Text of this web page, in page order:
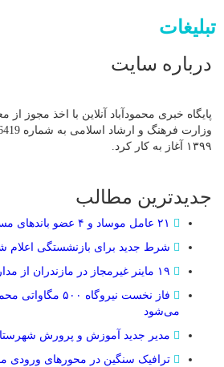
تبلیغات
درباره سایت
پایگاه خبری محمودآباد آنلاین با اخذ مجوز
۱۳۹۹ آغاز به کار کرد.
جدیدترین مطالب
شرط جدید برای بازنشستگی اعلام
فاز نخست نیروگاه
می‌شود
مدیر جدید آموزش و پرورش
ترافیک سنگین در محور‌های ورودی